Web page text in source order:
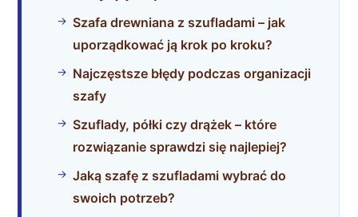
Szafa drewniana z szufladami – jak
uporządkować ją krok po kroku?
Najczęstsze błędy podczas organizacji
szafy
Szuflady, półki czy drążek – które
rozwiązanie sprawdzi się najlepiej?
Jaką szafę z szufladami wybrać do
swoich potrzeb?